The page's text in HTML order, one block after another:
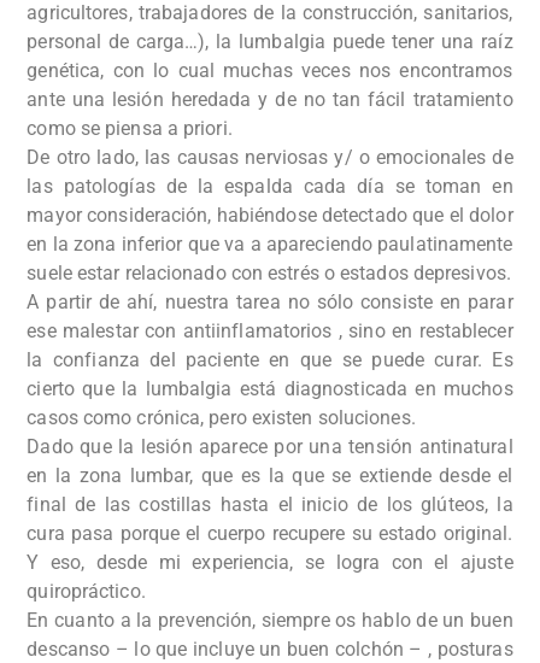
agricultores, trabajadores de la construcción, sanitarios,
personal de carga…), la lumbalgia puede tener una raíz
genética, con lo cual muchas veces nos encontramos
ante una lesión heredada y de no tan fácil tratamiento
como se piensa a priori.
De otro lado, las causas nerviosas y/ o emocionales de
las patologías de la espalda cada día se toman en
mayor consideración, habiéndose detectado que el dolor
en la zona inferior que va a apareciendo paulatinamente
suele estar relacionado con estrés o estados depresivos.
A partir de ahí, nuestra tarea no sólo consiste en parar
ese malestar con antiinflamatorios , sino en restablecer
la confianza del paciente en que se puede curar. Es
cierto que la lumbalgia está diagnosticada en muchos
casos como crónica, pero existen soluciones.
Dado que la lesión aparece por una tensión antinatural
en la zona lumbar, que es la que se extiende desde el
final de las costillas hasta el inicio de los glúteos, la
cura pasa porque el cuerpo recupere su estado original.
Y eso, desde mi experiencia, se logra con el ajuste
quiropráctico.
En cuanto a la prevención, siempre os hablo de un buen
descanso – lo que incluye un buen colchón – , posturas